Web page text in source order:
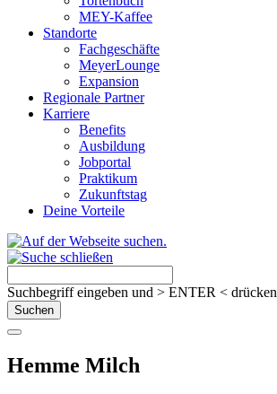
MEY-Kaffee
Standorte
Fachgeschäfte
MeyerLounge
Expansion
Regionale Partner
Karriere
Benefits
Ausbildung
Jobportal
Praktikum
Zukunftstag
Deine Vorteile
Suchbegriff eingeben und > ENTER < drücken
Hemme Milch